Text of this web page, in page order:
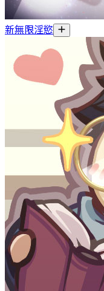
新無限淫慾